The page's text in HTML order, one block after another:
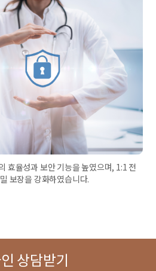
효율성과 보안 기능을 높였으며, 1:1 전
보장을 강화하였습니다.
상담받기